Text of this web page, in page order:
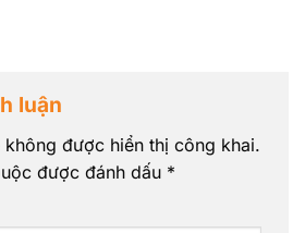
luận
không được hiển thị công khai.
được đánh dấu *